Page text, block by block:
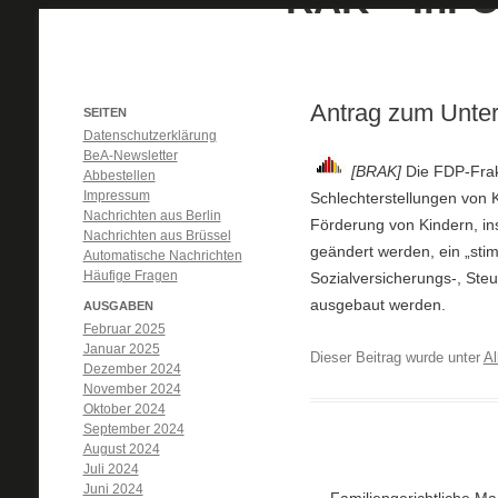
Antrag zum
[BRAK] Die FDP-
Schlechterstellungen von
Förderung von Kindern,
geändert werden, ein
Sozialversicherungs-,
ausgebaut werden.
Dieser Beitrag wurde unter
SEITEN
Datenschutzerklärung
BeA-Newsletter
Abbestellen
Impressum
Nachrichten aus Berlin
Nachrichten aus Brüssel
Automatische Nachrichten
Häufige Fragen
AUSGABEN
Februar 2025
Januar 2025
Dezember 2024
November 2024
Oktober 2024
September 2024
August 2024
Juli 2024
Juni 2024